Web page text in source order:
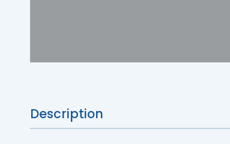
Description